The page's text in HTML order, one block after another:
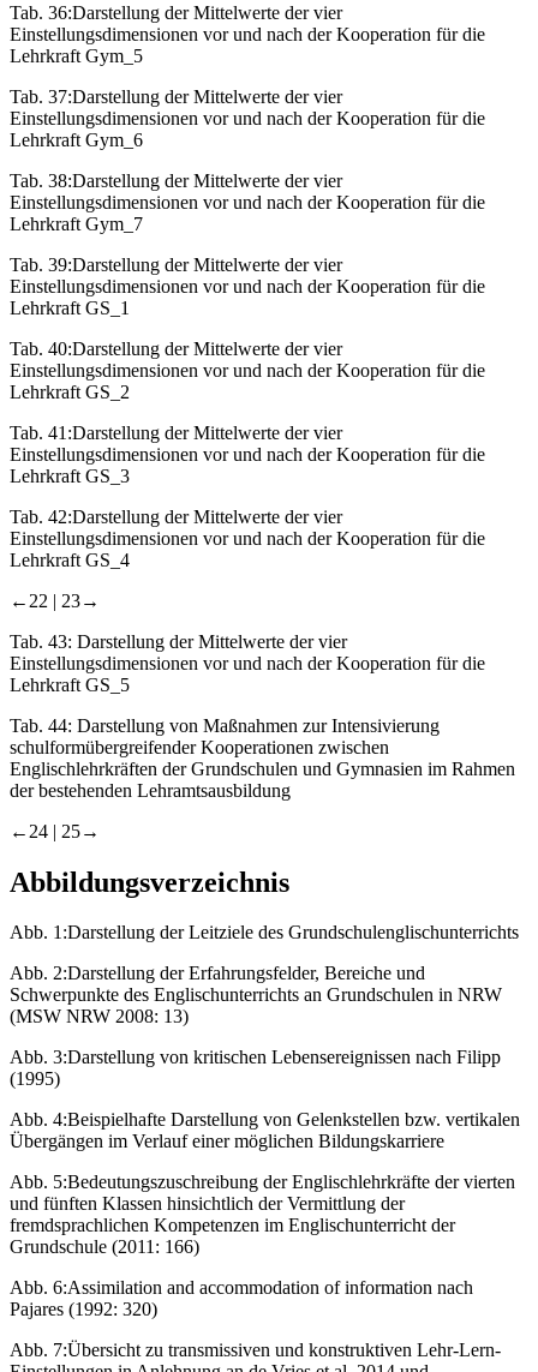
Tab. 36:Darstellung der Mittelwerte der vier
Einstellungsdimensionen vor und nach der Kooperation für die
Lehrkraft Gym_5
Tab. 37:Darstellung der Mittelwerte der vier
Einstellungsdimensionen vor und nach der Kooperation für die
Lehrkraft Gym_6
Tab. 38:Darstellung der Mittelwerte der vier
Einstellungsdimensionen vor und nach der Kooperation für die
Lehrkraft Gym_7
Tab. 39:Darstellung der Mittelwerte der vier
Einstellungsdimensionen vor und nach der Kooperation für die
Lehrkraft GS_1
Tab. 40:Darstellung der Mittelwerte der vier
Einstellungsdimensionen vor und nach der Kooperation für die
Lehrkraft GS_2
Tab. 41:Darstellung der Mittelwerte der vier
Einstellungsdimensionen vor und nach der Kooperation für die
Lehrkraft GS_3
Tab. 42:Darstellung der Mittelwerte der vier
Einstellungsdimensionen vor und nach der Kooperation für die
Lehrkraft GS_4
←22 | 23→
Tab. 43: Darstellung der Mittelwerte der vier
Einstellungsdimensionen vor und nach der Kooperation für die
Lehrkraft GS_5
Tab. 44: Darstellung von Maßnahmen zur Intensivierung
schulformübergreifender Kooperationen zwischen
Englischlehrkräften der Grundschulen und Gymnasien im Rahmen
der bestehenden Lehramtsausbildung
←24 | 25→
Abbildungsverzeichnis
Abb. 1:Darstellung der Leitziele des Grundschulenglischunterrichts
Abb. 2:Darstellung der Erfahrungsfelder, Bereiche und
Schwerpunkte des Englischunterrichts an Grundschulen in NRW
(MSW NRW 2008: 13)
Abb. 3:Darstellung von kritischen Lebensereignissen nach Filipp
(1995)
Abb. 4:Beispielhafte Darstellung von Gelenkstellen bzw. vertikalen
Übergängen im Verlauf einer möglichen Bildungskarriere
Abb. 5:Bedeutungszuschreibung der Englischlehrkräfte der vierten
und fünften Klassen hinsichtlich der Vermittlung der
fremdsprachlichen Kompetenzen im Englischunterricht der
Grundschule (2011: 166)
Abb. 6:Assimilation and accommodation of information nach
Pajares (1992: 320)
Abb. 7:Übersicht zu transmissiven und konstruktiven Lehr-Lern-